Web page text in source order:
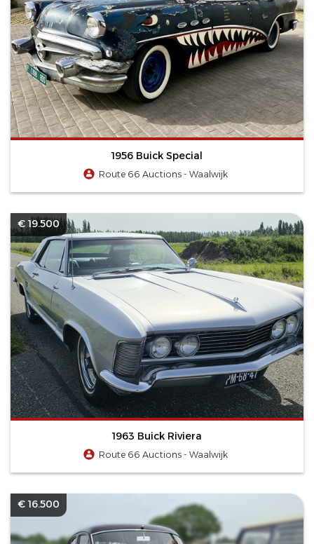
1956 Buick Special
Route 66 Auctions - Waalwijk
€ 19.500
1963 Buick Riviera
Route 66 Auctions - Waalwijk
€ 16.500